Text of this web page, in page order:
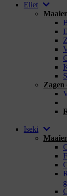
Eliet
Zagen
Iseki